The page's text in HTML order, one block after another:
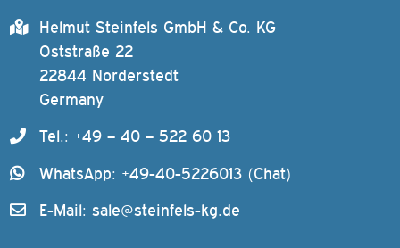
Helmut Steinfels GmbH & Co. KG
Oststraße 22
22844 Norderstedt
Germany
Tel.: +49 – 40 – 522 60 13
WhatsApp: +49-40-5226013 (Chat)
E-Mail: sale@steinfels-kg.de